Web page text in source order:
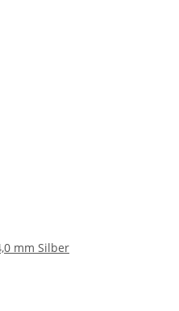
mm Silber